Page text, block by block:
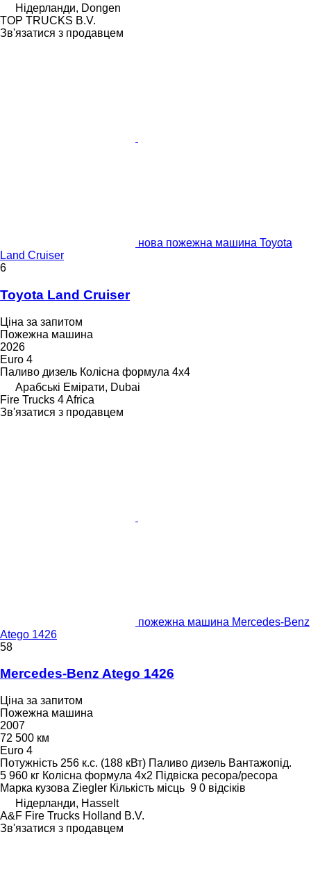
Нідерланди, Dongen
TOP TRUCKS B.V.
Зв'язатися з продавцем
нова пожежна машина Toyota
Land Cruiser
6
Toyota Land Cruiser
Ціна за запитом
Пожежна машина
2026
Euro 4
Паливо дизель Колісна формула 4x4
Арабські Емірати, Dubai
Fire Trucks 4 Africa
Зв'язатися з продавцем
пожежна машина Mercedes-Benz
Atego 1426
58
Mercedes-Benz Atego 1426
Ціна за запитом
Пожежна машина
2007
72 500 км
Euro 4
Потужність 256 к.с. (188 кВт) Паливо дизель Вантажопід.
5 960 кг Колісна формула 4x2 Підвіска ресора/ресора
Марка кузова Ziegler Кількість місць 9 0 відсіків
Нідерланди, Hasselt
A&F Fire Trucks Holland B.V.
Зв'язатися з продавцем